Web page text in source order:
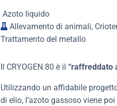
Azoto liquido
Allevamento di animali,
Trattamento del metallo
Il CRYOGEN.80 è il “raffreddato
Utilizzando un affidabile
di elio, l’azoto gassoso viene